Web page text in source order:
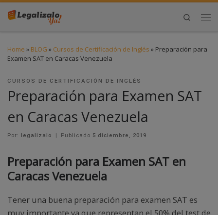
Search
Home » BLOG » Cursos de Certificación de Inglés » Preparación para
Examen SAT en Caracas Venezuela
CURSOS DE CERTIFICACIÓN DE INGLÉS
Preparación para Examen SAT
en Caracas Venezuela
Por: legalizalo | Publicado 5 diciembre, 2019
Preparación para Examen SAT en
Caracas Venezuela
Tener una buena preparación para examen SAT es